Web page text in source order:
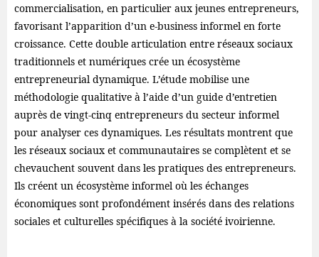
commercialisation, en particulier aux jeunes entrepreneurs,
favorisant l’apparition d’un e-business informel en forte
croissance. Cette double articulation entre réseaux sociaux
traditionnels et numériques crée un écosystème
entrepreneurial dynamique. L’étude mobilise une
méthodologie qualitative à l’aide d’un guide d’entretien
auprès de vingt-cinq entrepreneurs du secteur informel
pour analyser ces dynamiques. Les résultats montrent que
les réseaux sociaux et communautaires se complètent et se
chevauchent souvent dans les pratiques des entrepreneurs.
Ils créent un écosystème informel où les échanges
économiques sont profondément insérés dans des relations
sociales et culturelles spécifiques à la société ivoirienne.